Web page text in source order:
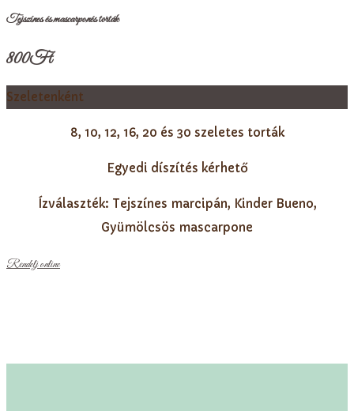
Tejszínes és mascarponés torták
800Ft
Szeletenként
8, 10, 12, 16, 20 és 30 szeletes torták
Egyedi díszítés kérhető
Ízválaszték: Tejszínes marcipán, Kinder Bueno,
Gyümölcsös mascarpone
Rendelj online